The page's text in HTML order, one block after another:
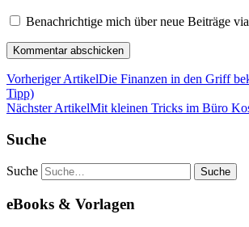
Benachrichtige mich über neue Beiträge
Vorheriger ArtikelDie Finanzen in den Griff
Tipp)
Nächster ArtikelMit kleinen Tricks im Büro
Suche
Suche
eBooks & Vorlagen